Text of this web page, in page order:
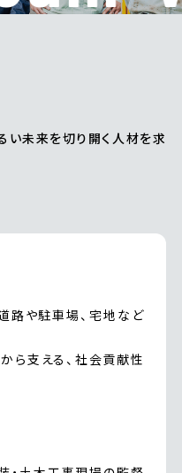
い未来を切り開く人材を求
路や駐車場、宅地など
ら支える、社会貢献性